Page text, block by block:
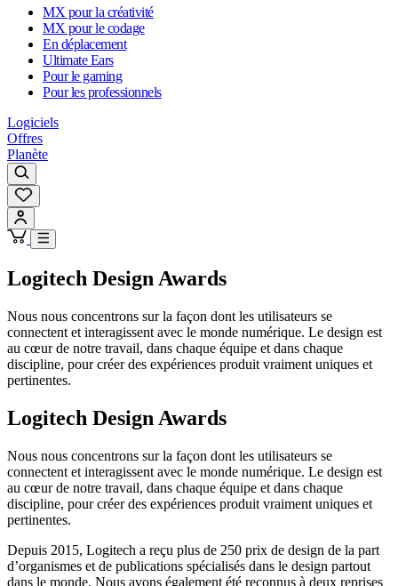
MX pour la créativité
MX pour le codage
En déplacement
Ultimate Ears
Pour le gaming
Pour les professionnels
Logiciels
Offres
Planète
Logitech Design Awards
Nous nous concentrons sur la façon dont les utilisateurs se
connectent et interagissent avec le monde numérique. Le design est
au cœur de notre travail, dans chaque équipe et dans chaque
discipline, pour créer des expériences produit vraiment uniques et
pertinentes.
Logitech Design Awards
Nous nous concentrons sur la façon dont les utilisateurs se
connectent et interagissent avec le monde numérique. Le design est
au cœur de notre travail, dans chaque équipe et dans chaque
discipline, pour créer des expériences produit vraiment uniques et
pertinentes.
Depuis 2015, Logitech a reçu plus de 250 prix de design de la part
d’organismes et de publications spécialisés dans le design partout
dans le monde. Nous avons également été reconnus à deux reprises